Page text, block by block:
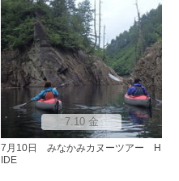
7.10 金
7月10日 みなかみカヌーツアー H
IDE